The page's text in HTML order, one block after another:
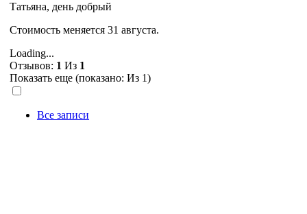
Татьяна, день добрый
Стоимость меняется 31 августа.
Loading...
Отзывов: 1 Из 1
Показать еще (показано: Из 1)
Все записи